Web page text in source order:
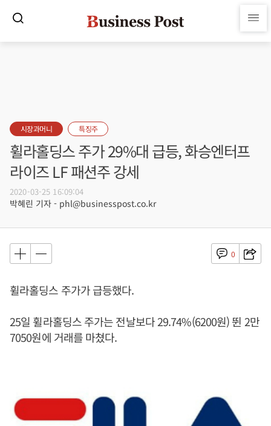
시장과머니 특징주
휠라홀딩스 주가 29%대 급등, 화승엔터프
라이즈 LF 패션주 강세
2020-03-25 16:09:04
박혜린 기자 - phl@businesspost.co.kr
0
휠라홀딩스 주가가 급등했다.
25일 휠라홀딩스 주가는 전날보다 29.74%(6200원) 뛴 2만
7050원에 거래를 마쳤다.